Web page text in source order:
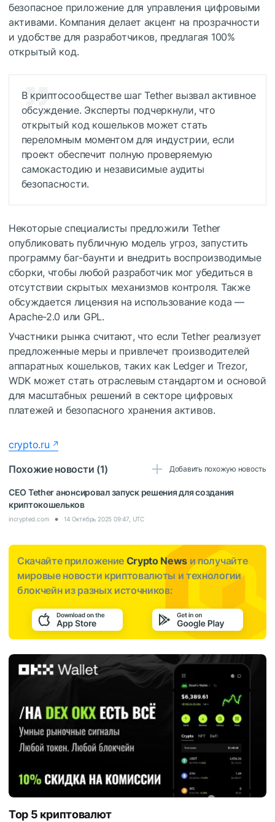
безопасное приложение для управления цифровыми
активами. Компания делает акцент на прозрачности
и удобстве для разработчиков, предлагая 100%
открытый код.
В криптосообществе шаг Tether вызвал активное
обсуждение. Эксперты подчеркнули, что
открытый код кошельков может стать
переломным моментом для индустрии, если
проект обеспечит полную проверяемую
самокастодию и независимые аудиты
безопасности.
Некоторые специалисты предложили Tether
опубликовать публичную модель угроз, запустить
программу баг-баунти и внедрить воспроизводимые
сборки, чтобы любой разработчик мог убедиться в
отсутствии скрытых механизмов контроля. Также
обсуждается лицензия на использование кода —
Apache-2.0 или GPL.
Участники рынка считают, что если Tether реализует
предложенные меры и привлечет производителей
аппаратных кошельков, таких как Ledger и Trezor,
WDK может стать отраслевым стандартом и основой
для масштабных решений в секторе цифровых
платежей и безопасного хранения активов.
crypto.ru
Похожие новости (1)
Добавить похожую новость
CEO Tether анонсировал запуск решения для создания
криптокошельков
incrypted.com 14 Октябрь 2025 09:47, UTC
Скачайте приложение Crypto News и получайте
мировые новости криптовалюты и технологии
блокчейн из разных источников:
Top 5 криптовалют